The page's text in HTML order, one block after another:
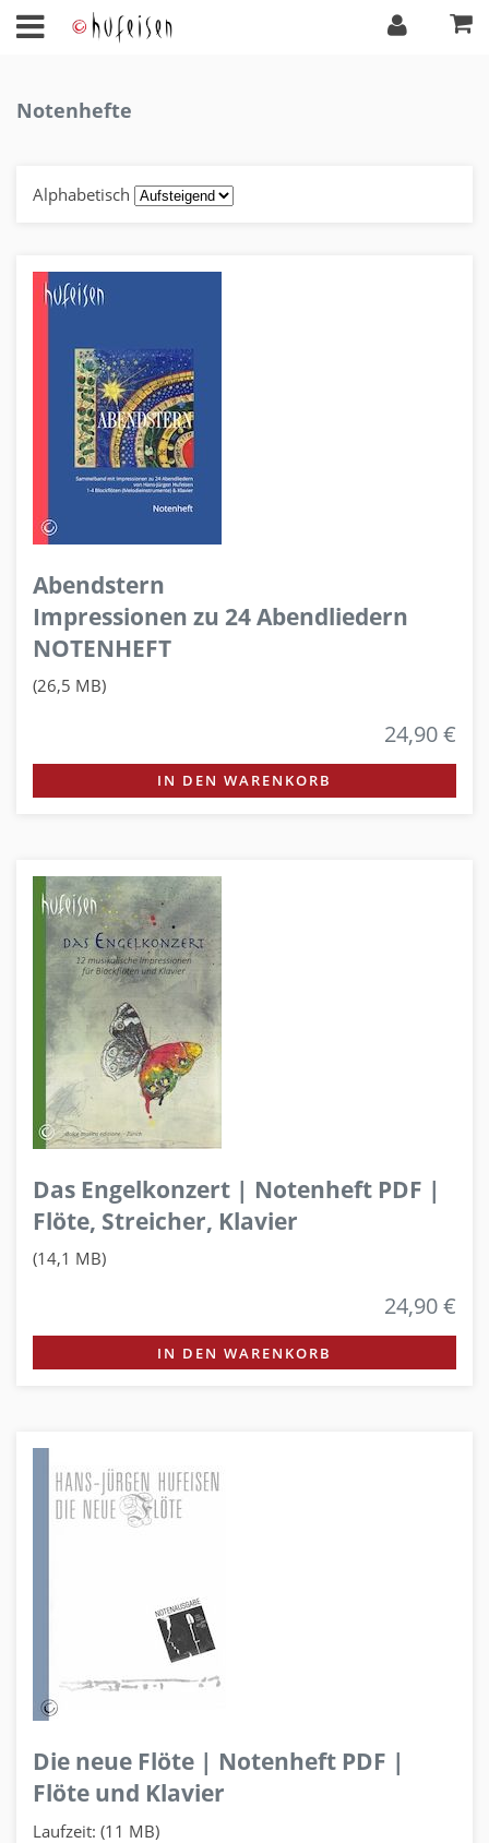
Notenhefte
Alphabetisch
Abendstern
Impressionen zu 24 Abendliedern
NOTENHEFT
(26,5 MB)
24,90 €
IN DEN WARENKORB
Das Engelkonzert | Notenheft PDF |
Flöte, Streicher, Klavier
(14,1 MB)
24,90 €
IN DEN WARENKORB
Die neue Flöte | Notenheft PDF |
Flöte und Klavier
Laufzeit: (11 MB)